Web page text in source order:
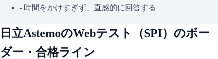
- 時間をかけすぎず、直感的に回答する
日立AstemoのWebテスト（SPI）のボー
ダー・合格ライン